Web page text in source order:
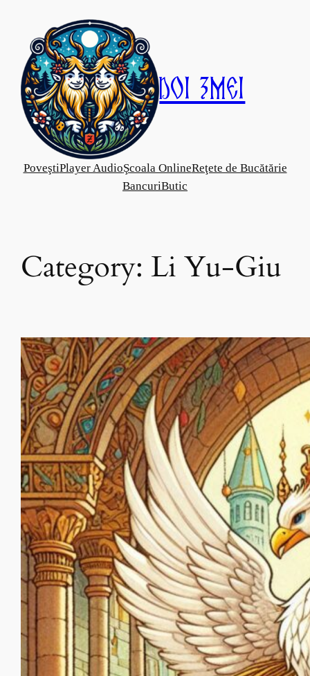
content
Doi Zmei
PoveştiPlayer AudioŞcoala OnlineReţete de Bucătărie
BancuriButic
Category:Li Yu-Giu